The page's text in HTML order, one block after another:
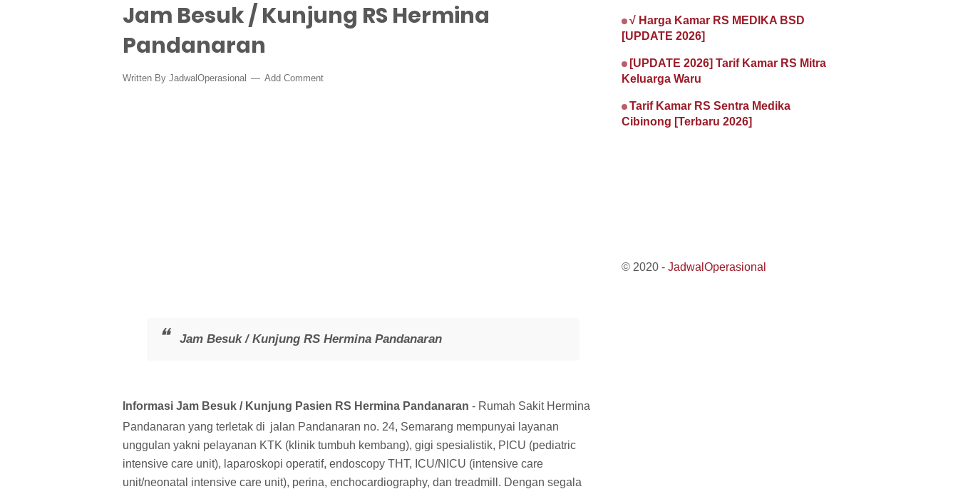
Jam Besuk / Kunjung RS Hermina
Pandanaran
Written By JadwalOperasional Add Comment
Jam Besuk / Kunjung RS Hermina Pandanaran
Informasi Jam Besuk / Kunjung Pasien RS Hermina Pandanaran - Rumah Sakit Hermina
Pandanaran yang terletak di jalan Pandanaran no. 24, Semarang mempunyai layanan
unggulan yakni pelayanan KTK (klinik tumbuh kembang), gigi spesialistik, PICU (pediatric
intensive care unit), laparoskopi operatif, endoscopy THT, ICU/NICU (intensive care
unit/neonatal intensive care unit), perina, enchocardiography, dan treadmill. Dengan segala
√ Harga Kamar RS MEDIKA BSD
[UPDATE 2026]
[UPDATE 2026] Tarif Kamar RS Mitra
Keluarga Waru
Tarif Kamar RS Sentra Medika
Cibinong [Terbaru 2026]
© 2020 - JadwalOperasional